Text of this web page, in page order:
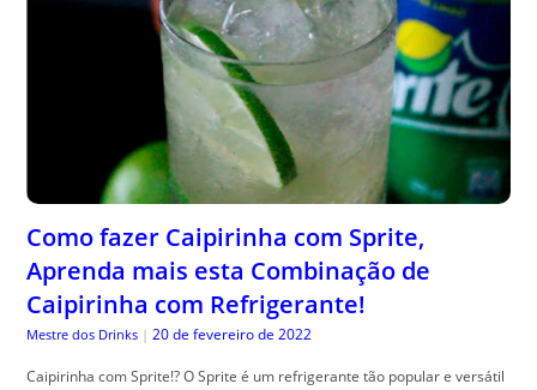
Como fazer Caipirinha com Sprite,
Aprenda mais esta Combinação de
Caipirinha com Refrigerante!
Mestre dos Drinks | 20 de fevereiro de 2022
Caipirinha com Sprite!? O Sprite é um refrigerante tão popular e versátil